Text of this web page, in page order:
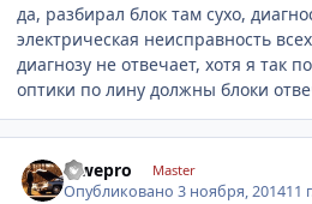
да, разбирал блок там сухо,
электрическая неисправность
диагнозу не отвечает, хотя я так
оптики по лину должны блоки
lowepro Master
Опубликовано3 ноября, 201411